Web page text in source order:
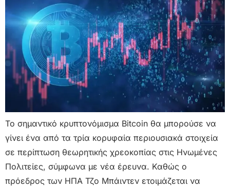
Το σημαντικό κρυπτονόμισμα Bitcoin θα μπορούσε να
γίνει ένα από τα τρία κορυφαία περιουσιακά στοιχεία
σε περίπτωση θεωρητικής χρεοκοπίας στις Ηνωμένες
Πολιτείες, σύμφωνα με νέα έρευνα. Καθώς ο
πρόεδρος των ΗΠΑ Τζο Μπάιντεν ετοιμάζεται να